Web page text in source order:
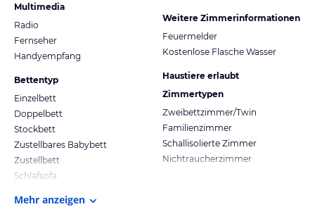
Multimedia
Radio
Fernseher
Handyempfang
Bettentyp
Einzelbett
Doppelbett
Stockbett
Zustellbares Babybett
Zustellbett
Schlafsofa
Weitere Zimmerinformationen
Feuermelder
Kostenlose Flasche Wasser
Haustiere erlaubt
Zimmertypen
Zweibettzimmer/Twin
Familienzimmer
Schallisolierte Zimmer
Nichtraucherzimmer
Mehr anzeigen